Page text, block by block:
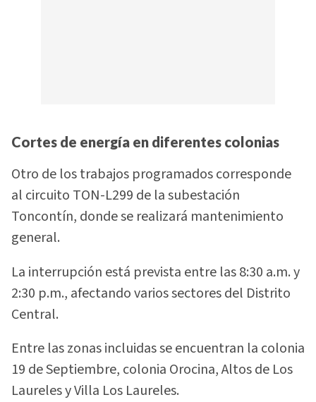
Cortes de energía en diferentes colonias
Otro de los trabajos programados corresponde
al circuito TON-L299 de la subestación
Toncontín, donde se realizará mantenimiento
general.
La interrupción está prevista entre las 8:30 a.m. y
2:30 p.m., afectando varios sectores del Distrito
Central.
Entre las zonas incluidas se encuentran la colonia
19 de Septiembre, colonia Orocina, Altos de Los
Laureles y Villa Los Laureles.